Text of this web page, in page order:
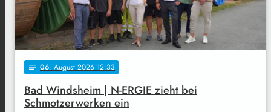
notes 06. August 2026 12:33
Bad Windsheim | N-ERGIE zieht bei
Schmotzerwerken ein